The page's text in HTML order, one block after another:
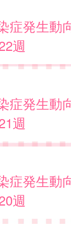
症発生動
週
症発生動
週
症発生動
週